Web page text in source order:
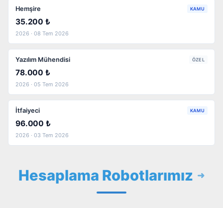
Hemşire KAMU
35.200 ₺
2026 · 08 Tem 2026
Yazılım Mühendisi ÖZEL
78.000 ₺
2026 · 05 Tem 2026
İtfaiyeci KAMU
96.000 ₺
2026 · 03 Tem 2026
Hesaplama Robotlarımız